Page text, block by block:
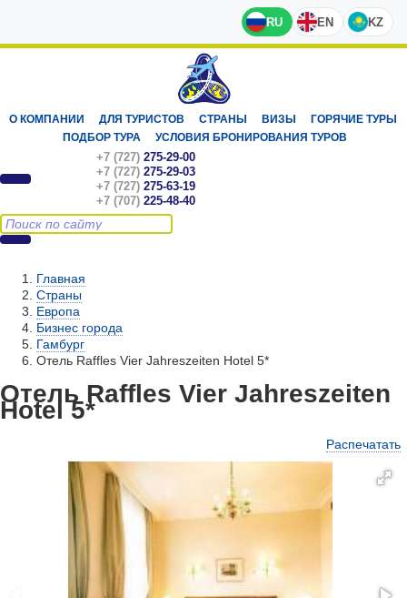
RU EN KZ
О КОМПАНИИ ДЛЯ ТУРИСТОВ СТРАНЫ ВИЗЫ
ГОРЯЧИЕ ТУРЫ
ПОДБОР ТУРА
УСЛОВИЯ БРОНИРОВАНИЯ ТУРОВ
+7 (727) 275-29-00
+7 (727) 275-29-03
+7 (727) 275-63-19
+7 (707) 225-48-40
Главная
Страны
Европа
Бизнес города
Гамбург
Отель Raffles Vier Jahreszeiten Hotel 5*
Отель Raffles Vier Jahreszeiten
Hotel 5*
Распечатать